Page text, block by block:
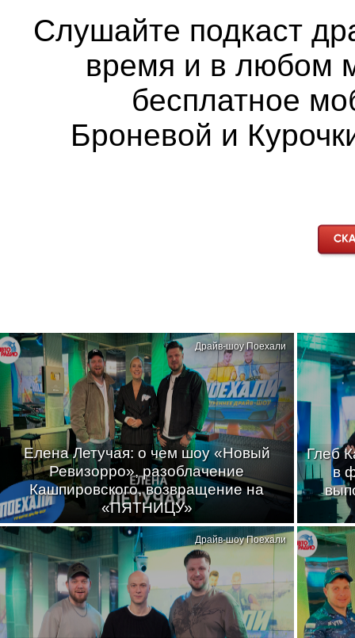
Слушайте подкаст
время и в любом
бесплатное
Броневой и
Елена Летучая: о чем шоу «Новый
Ревизорро», разоблачение
Кашпировского, возвращение на
«ПЯТНИЦУ»
Драйв-шоу Поехали
Глеб
в
Драйв-шоу Поехали